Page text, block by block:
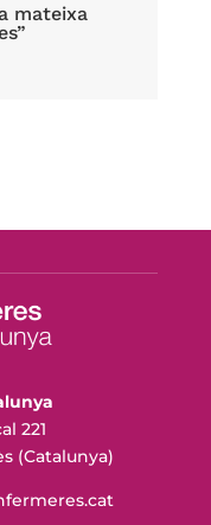
mateixa
221
(Catalunya)
.cat